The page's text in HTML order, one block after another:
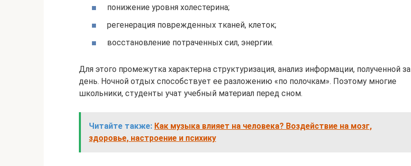
понижение уровня холестерина;
регенерация поврежденных тканей, клеток;
восстановление потраченных сил, энергии.
Для этого промежутка характерна структуризация, анализ информации, полученной за
день. Ночной отдых способствует ее разложению «по полочкам». Поэтому многие
школьники, студенты учат учебный материал перед сном.
Читайте также: Как музыка влияет на человека? Воздействие на мозг,
здоровье, настроение и психику